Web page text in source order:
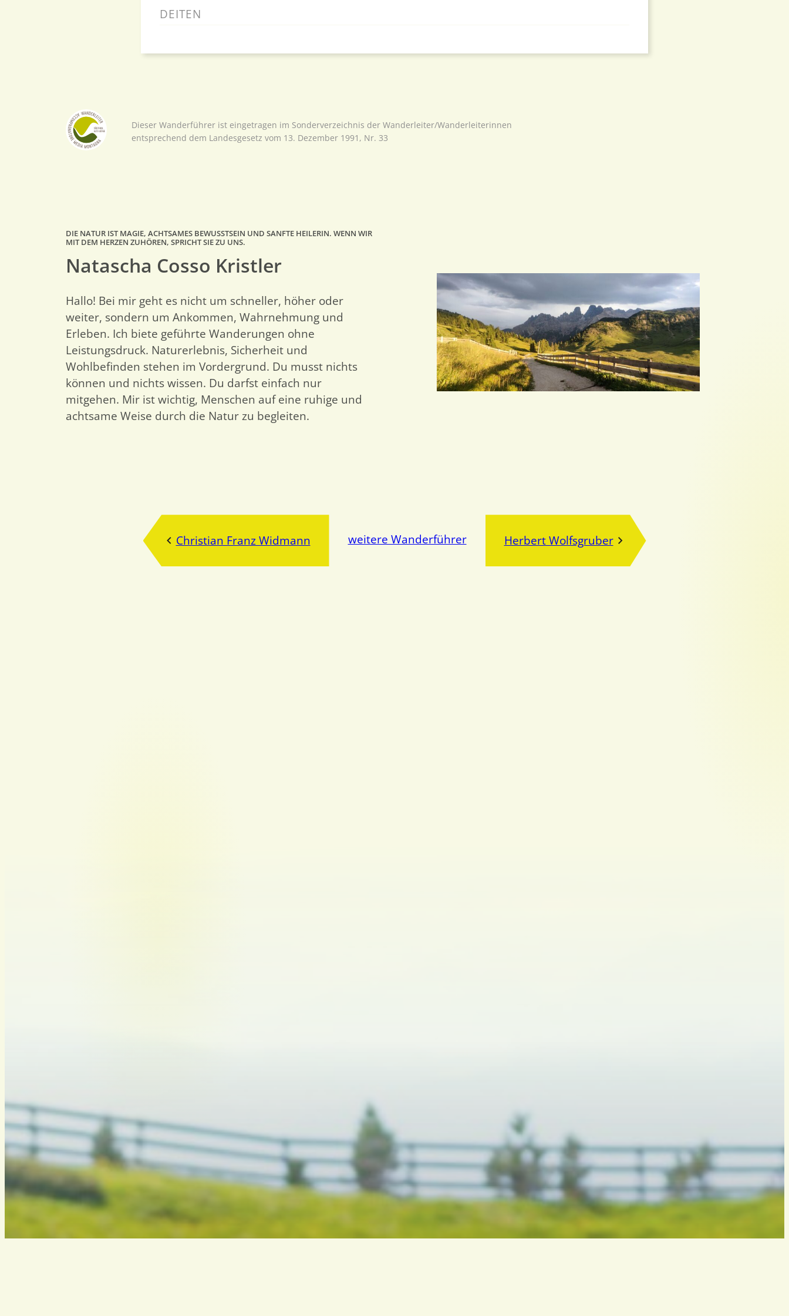
DEITEN
Dieser Wanderführer ist eingetragen im Sonderverzeichnis der Wanderleiter/Wanderleiterinnen
entsprechend dem Landesgesetz vom 13. Dezember 1991, Nr. 33
DIE NATUR IST MAGIE, ACHTSAMES BEWUSSTSEIN UND SANFTE HEILERIN. WENN WIR
MIT DEM HERZEN ZUHÖREN, SPRICHT SIE ZU UNS.
Natascha Cosso Kristler
Hallo! Bei mir geht es nicht um schneller, höher oder
weiter, sondern um Ankommen, Wahrnehmung und
Erleben. Ich biete geführte Wanderungen ohne
Leistungsdruck. Naturerlebnis, Sicherheit und
Wohlbefinden stehen im Vordergrund. Du musst nichts
können und nichts wissen. Du darfst einfach nur
mitgehen. Mir ist wichtig, Menschen auf eine ruhige und
achtsame Weise durch die Natur zu begleiten.
Christian Franz Widmann weitere Wanderführer Herbert Wolfsgruber